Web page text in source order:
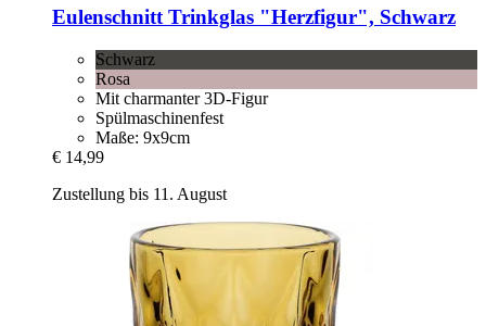
EulenschnittTrinkglas "Herzfigur", Schwarz
Schwarz
Rosa
Mit charmanter 3D-Figur
Spülmaschinenfest
Maße: 9x9cm
€ 14,99
Zustellung bis 11. August